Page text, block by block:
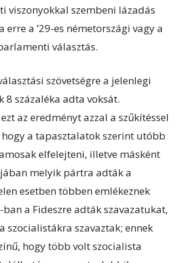
viszonyokkal szembeni lázadás
erre a ’29-es németországi vagy a
választás.
szövetségre a jelenlegi
8 százaléka adta voksát.
az eredményt azzal a szűkítéssel
a tapasztalatok szerint utóbb
elfelejteni, illetve másként
melyik pártra adták a
esetben többen emlékeznek
a Fideszre adták szavazatukat,
szocialistákra szavaztak; ennek
hogy több volt szocialista